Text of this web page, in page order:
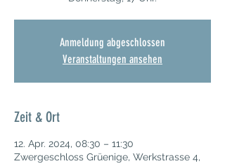
Anmeldung abgeschlossen
Veranstaltungen ansehen
Zeit & Ort
12. Apr. 2024, 08:30 – 11:30
Zwergeschloss Grüenige, Werkstrasse 4,